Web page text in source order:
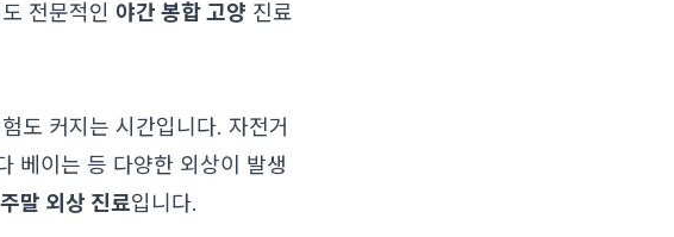
전문적인 야간 봉합 고양 진료
도 커지는 시간입니다. 자전거
베이는 등 다양한 외상이 발생
주말 외상 진료입니다.